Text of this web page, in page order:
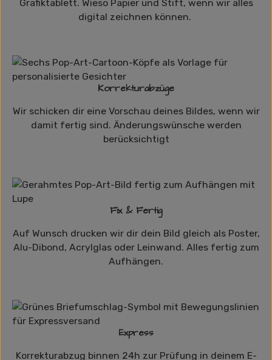
Grafiktablett. Wieso Papier und Stift, wenn wir alles
digital zeichnen können.
Korrekturabzüge
Wir schicken dir eine Vorschau deines Bildes, wenn wir
damit fertig sind. Änderungswünsche werden
berücksichtigt
Fix & Fertig
Auf Wunsch drucken wir dir dein Bild gleich als Poster,
Alu-Dibond, Acrylglas oder Leinwand. Alles fertig zum
Aufhängen.
Express
Korrekturabzug binnen 24h zur Prüfung in deinem E-